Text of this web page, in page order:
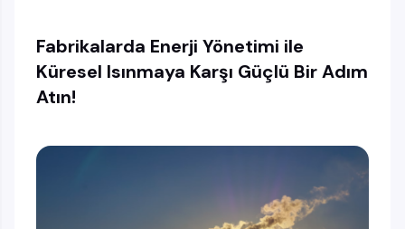
Fabrikalarda Enerji Yönetimi ile
Küresel Isınmaya Karşı Güçlü Bir Adım
Atın!